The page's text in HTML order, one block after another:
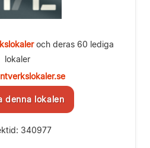
och deras 60 lediga
lokaler
denna lokalen
340977